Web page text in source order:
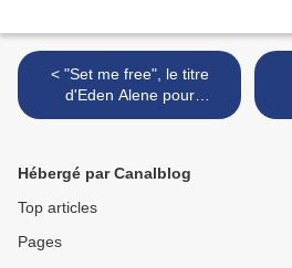
< "Set me free", le titre
d'Eden Alene pour
Rotterdam sélectionné avec
Hébergé par Canalblog
Top articles
Pages